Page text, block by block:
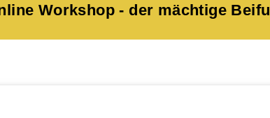
Workshop - der mächtige